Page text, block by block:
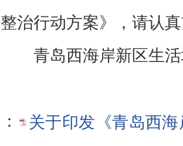
治行动方案》，请认
青岛西海岸新区生
关于印发《青岛西